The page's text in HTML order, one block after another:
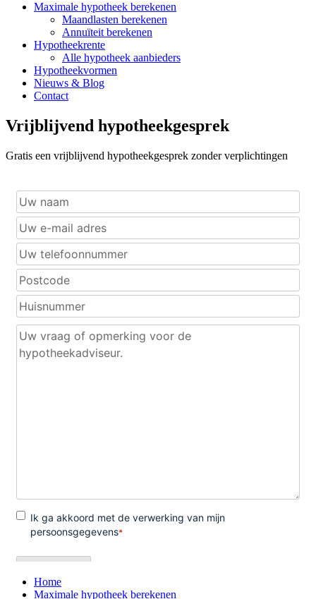
Maximale hypotheek berekenen
Maandlasten berekenen
Annuïteit berekenen
Hypotheekrente
Alle hypotheek aanbieders
Hypotheekvormen
Nieuws & Blog
Contact
Vrijblijvend hypotheekgesprek
Gratis een vrijblijvend hypotheekgesprek zonder verplichtingen
Home
Maximale hypotheek berekenen